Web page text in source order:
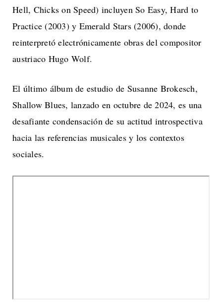
Hell, Chicks on Speed) incluyen So Easy, Hard to
Practice (2003) y Emerald Stars (2006), donde
reinterpretó electrónicamente obras del compositor
austriaco Hugo Wolf.
El último álbum de estudio de Susanne Brokesch,
Shallow Blues, lanzado en octubre de 2024, es una
desafiante condensación de su actitud introspectiva
hacia las referencias musicales y los contextos
sociales.